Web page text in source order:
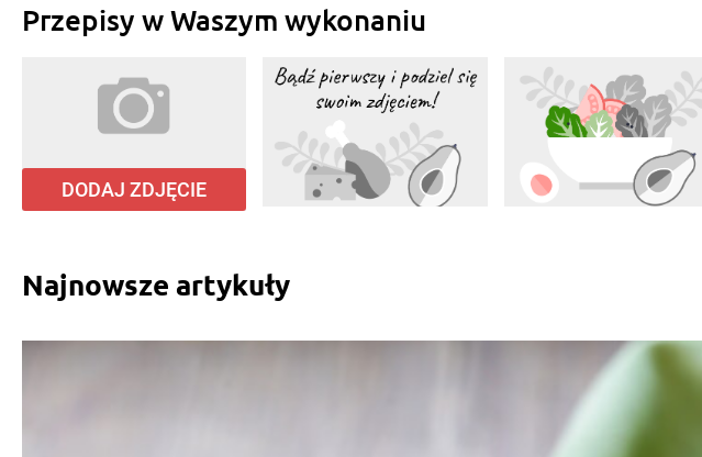
Przepisy w Waszym wykonaniu
DODAJ ZDJĘCIE
Najnowsze artykuły